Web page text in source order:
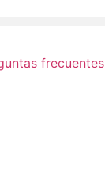
frecuentes